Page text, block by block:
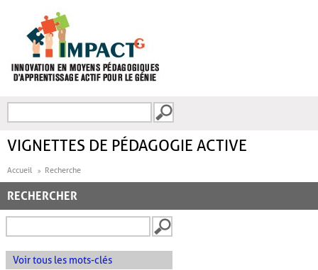
FORMULAIRE DE
VIGNETTES DE PÉDAGOGIE ACTIVE
Accueil Recherche
RECHERCHER
Voir tous les mots-clés